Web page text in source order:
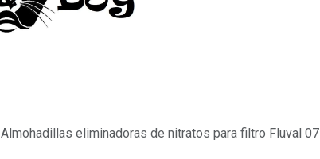
Almohadillas eliminadoras de nitratos para filtro Fluval 07